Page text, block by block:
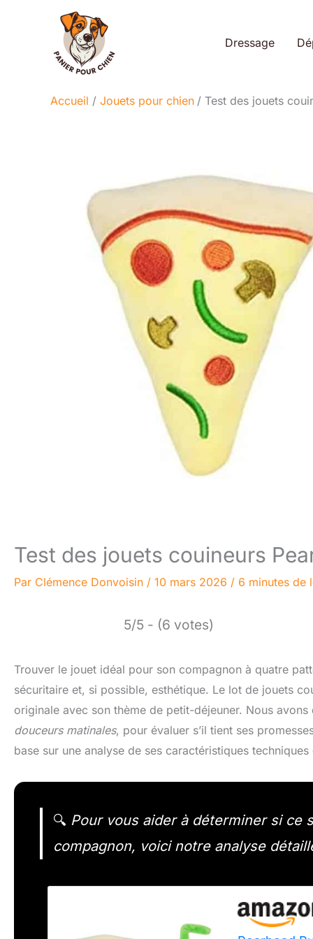
Dressage
Accueil Jouets pour chien Test des jouets
Test des jouets couineurs
Par Clémence Donvoisin / 10 mars 2026 / 6 minutes de
5/5 - (6 votes)
Trouver le jouet idéal pour son compagnon à quatre
sécuritaire et, si possible, esthétique. Le lot de jouets
originale avec son thème de petit-déjeuner. Nous
douceurs matinales, pour évaluer s’il tient ses
base sur une analyse de ses caractéristiques
🔍 Pour vous aider à déterminer si ce
compagnon, voici notre analyse